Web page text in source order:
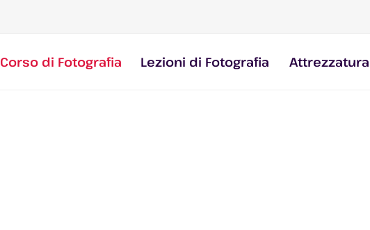
Corso di Fotografia Lezioni di Fotografia Attrezzatura